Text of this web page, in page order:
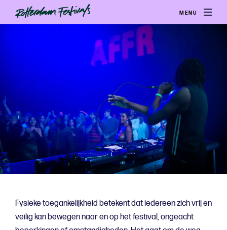
MENU
Fysieke toegankelijkheid betekent dat iedereen zich vrij en
veilig kan bewegen naar en op het festival, ongeacht